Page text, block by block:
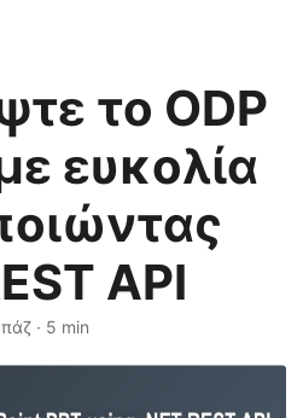
το ODP
ευκολία
API
· 5 min